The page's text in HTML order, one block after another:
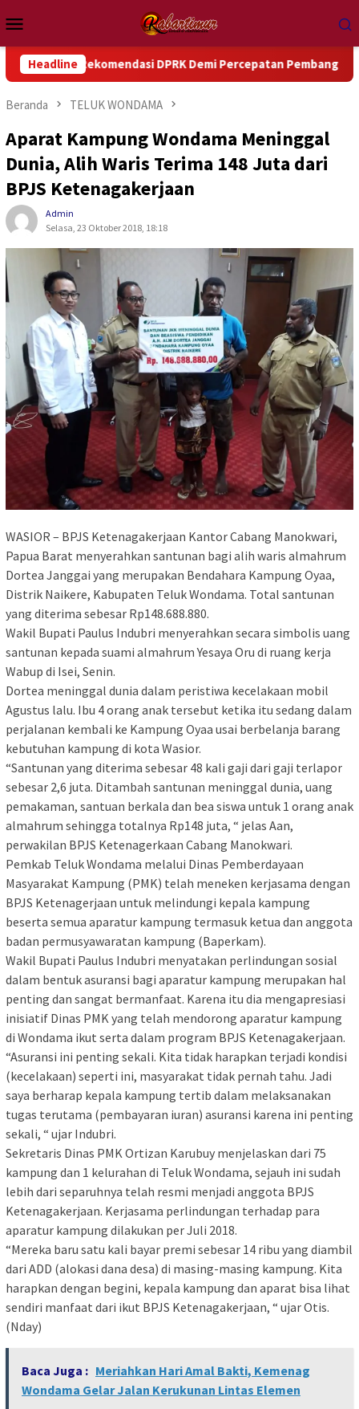
ke
kontenMobile
HeadlineDPRK Demi Percepatan Pembangunan Daerah
Beranda TELUK WONDAMA
Aparat Kampung Wondama Meninggal
Dunia, Alih Waris Terima 148 Juta dari
BPJS Ketenagakerjaan
Admin
Selasa, 23 Oktober 2018, 18:18
WASIOR – BPJS Ketenagakerjaan Kantor Cabang Manokwari,
Papua Barat menyerahkan santunan bagi alih waris almahrum
Dortea Janggai yang merupakan Bendahara Kampung Oyaa,
Distrik Naikere, Kabupaten Teluk Wondama. Total santunan
yang diterima sebesar Rp148.688.880.
Wakil Bupati Paulus Indubri menyerahkan secara simbolis uang
santunan kepada suami almahrum Yesaya Oru di ruang kerja
Wabup di Isei, Senin.
Dortea meninggal dunia dalam peristiwa kecelakaan mobil
Agustus lalu. Ibu 4 orang anak tersebut ketika itu sedang dalam
perjalanan kembali ke Kampung Oyaa usai berbelanja barang
kebutuhan kampung di kota Wasior.
“Santunan yang diterima sebesar 48 kali gaji dari gaji terlapor
sebesar 2,6 juta. Ditambah santunan meninggal dunia, uang
pemakaman, santuan berkala dan bea siswa untuk 1 orang anak
almahrum sehingga totalnya Rp148 juta, “ jelas Aan,
perwakilan BPJS Ketenagerkaan Cabang Manokwari.
Pemkab Teluk Wondama melalui Dinas Pemberdayaan
Masyarakat Kampung (PMK) telah meneken kerjasama dengan
BPJS Ketenagerjaan untuk melindungi kepala kampung
beserta semua aparatur kampung termasuk ketua dan anggota
badan permusyawaratan kampung (Baperkam).
Wakil Bupati Paulus Indubri menyatakan perlindungan sosial
dalam bentuk asuransi bagi aparatur kampung merupakan hal
penting dan sangat bermanfaat. Karena itu dia mengapresiasi
inisiatif Dinas PMK yang telah mendorong aparatur kampung
di Wondama ikut serta dalam program BPJS Ketenagakerjaan.
“Asuransi ini penting sekali. Kita tidak harapkan terjadi kondisi
(kecelakaan) seperti ini, masyarakat tidak pernah tahu. Jadi
saya berharap kepala kampung tertib dalam melaksanakan
tugas terutama (pembayaran iuran) asuransi karena ini penting
sekali, “ ujar Indubri.
Sekretaris Dinas PMK Ortizan Karubuy menjelaskan dari 75
kampung dan 1 kelurahan di Teluk Wondama, sejauh ini sudah
lebih dari separuhnya telah resmi menjadi anggota BPJS
Ketenagakerjaan. Kerjasama perlindungan terhadap para
aparatur kampung dilakukan per Juli 2018.
“Mereka baru satu kali bayar premi sebesar 14 ribu yang diambil
dari ADD (alokasi dana desa) di masing-masing kampung. Kita
harapkan dengan begini, kepala kampung dan aparat bisa lihat
sendiri manfaat dari ikut BPJS Ketenagakerjaan, “ ujar Otis.
(Nday)
Baca Juga : Meriahkan Hari Amal Bakti, Kemenag
Wondama Gelar Jalan Kerukunan Lintas Elemen